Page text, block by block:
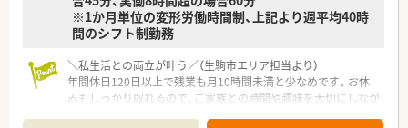
※1か月単位の変形労働時間制、上記より週平均40時
間のシフト制勤務
＼私生活との両立が叶う／（生駒市エリア担当より）
年間休日120日以上で残業も月10時間未満と少なめです。お休
みもしっかり取れるので、ご家族との時間や趣味を大切にしなが